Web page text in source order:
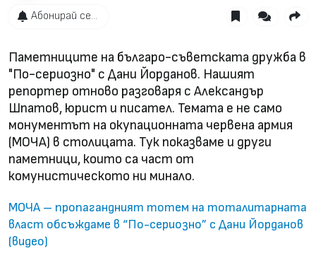
Абонирай се...
Паметниците на българо-съветската дружба в
"По-сериозно" с Дани Йорданов. Нашият
репортер отново разговаря с Александър
Шпатов, юрист и писател. Темата е не само
монументът на окупационната червена армия
(МОЧА) в столицата. Тук показваме и други
паметници, които са част от
комунистическото ни минало.
МОЧА – пропагандният тотем на тоталитарната
власт обсъждаме в “По-сериозно” с Дани Йорданов
(видео)